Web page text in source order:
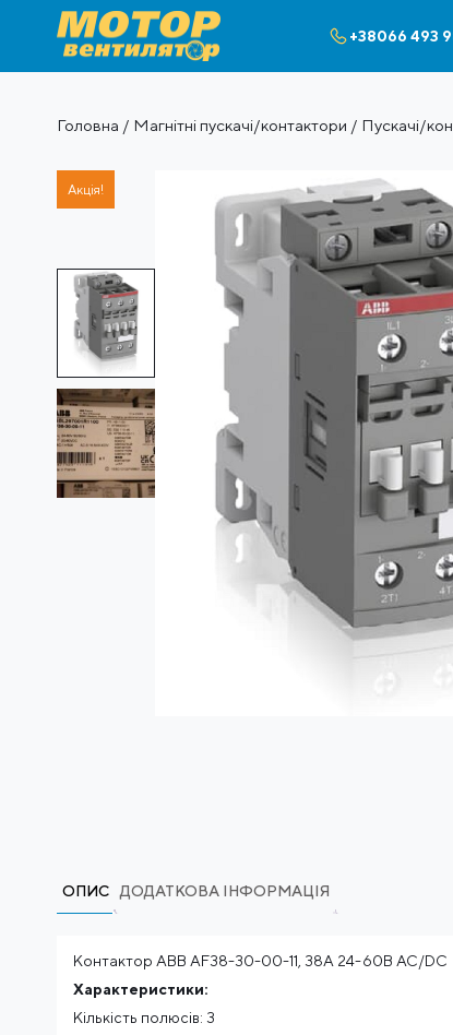
+38066 493
Головна / Магнітні пускачі/контактори / Пускачі/
Акція!
ОПИС ДОДАТКОВА ІНФОРМАЦІЯ
Контактор ABB AF38-30-00-11, 38А 24-60В AC/DC
Характеристики:
Кількість полюсів: 3